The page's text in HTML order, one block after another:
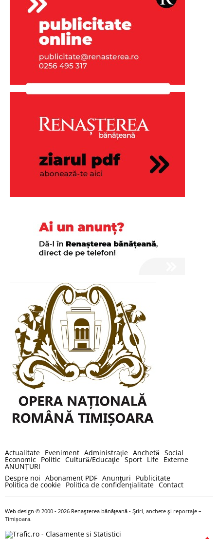
Actualitate Eveniment Administraţie Anchetă Social
Economic Politic Cultură/Educaţie Sport Life Externe
ANUNȚURI
Despre noi Abonament PDF Anunţuri Publicitate
Politica de cookie Politica de confidenţialitate Contact
Web design © 2000 - 2026 Renaşterea bănăţeană - Ştiri, anchete şi reportaje –
Timișoara.